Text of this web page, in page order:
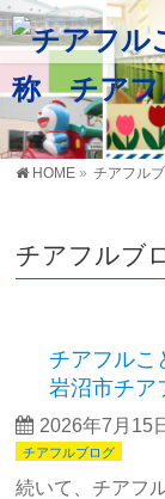
HOME » チアフル
チアフルブ
チアフル
岩沼市チア
2026年7月15
チアフルブログ
続いて、チアフ